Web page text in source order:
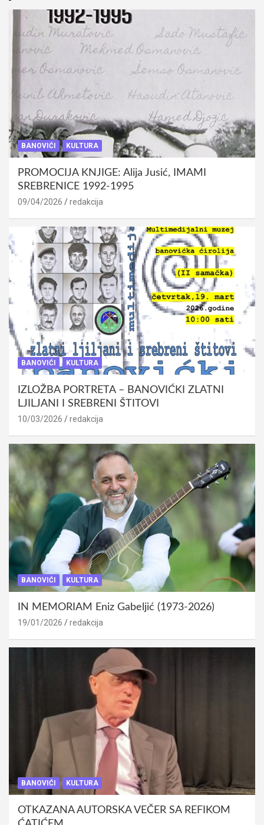
BANOVIĆI KULTURA
PROMOCIJA KNJIGE: Alija Jusić, IMAMI
SREBRENICE 1992-1995
09/04/2026 redakcija
BANOVIĆI KULTURA
IZLOŽBA PORTRETA – BANOVIĆKI ZLATNI
LJILJANI I SREBRENI ŠTITOVI
10/03/2026 redakcija
BANOVIĆI KULTURA
IN MEMORIAM Eniz Gabeljić (1973-2026)
19/01/2026 redakcija
BANOVIĆI KULTURA
OTKAZANA AUTORSKA VEČER SA REFIKOM